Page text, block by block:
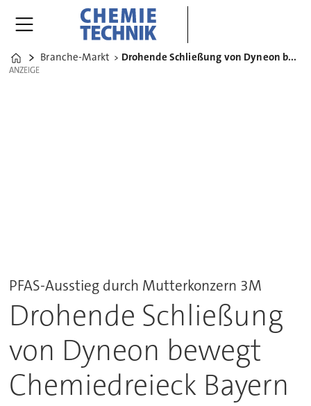
Home
Branche-Markt Drohende Schließung von Dyneon bewegt Chemiedreieck Bayern
ANZEIGE
ANZEIGE
PFAS-Ausstieg durch Mutterkonzern 3M
Drohende Schließung
von Dyneon bewegt
Chemiedreieck Bayern